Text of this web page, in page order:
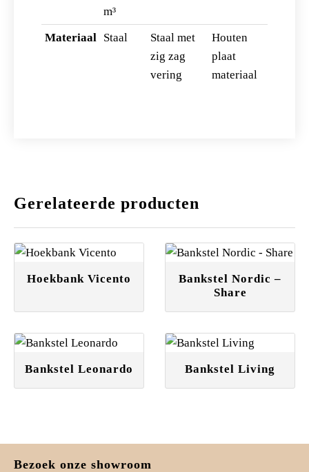
m³
Materiaal Staal
Staal met
zig zag
vering
Houten
plaat
materiaal
Gerelateerde producten
Hoekbank Vicento
Bankstel Nordic –
Share
Bankstel Leonardo Bankstel Living
Bezoek onze showroom